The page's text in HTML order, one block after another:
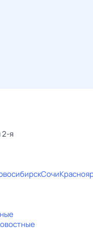
2-я
Сочи